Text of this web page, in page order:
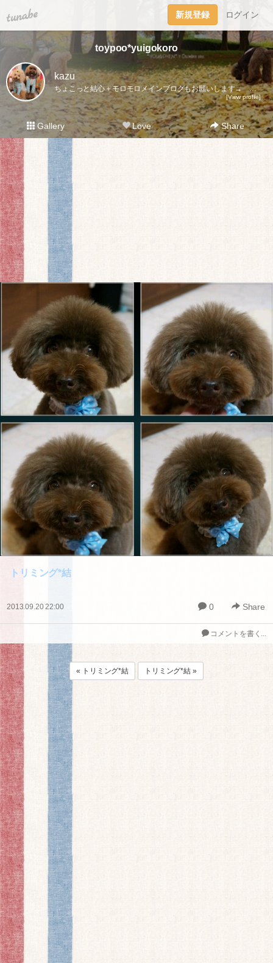
tuna.be 新規登録 ログイン
toypoo*yuigokoro
kazu
ちょこっと結心＋モロモロメインブログもお願いします→ http://youyou0225.blog23.fc2.com/
[View profile]
Gallery Love Share
トリミング*結
2013.09.20 22:00 0 Share
コメントを書く...
« トリミング*結 トリミング*結 »